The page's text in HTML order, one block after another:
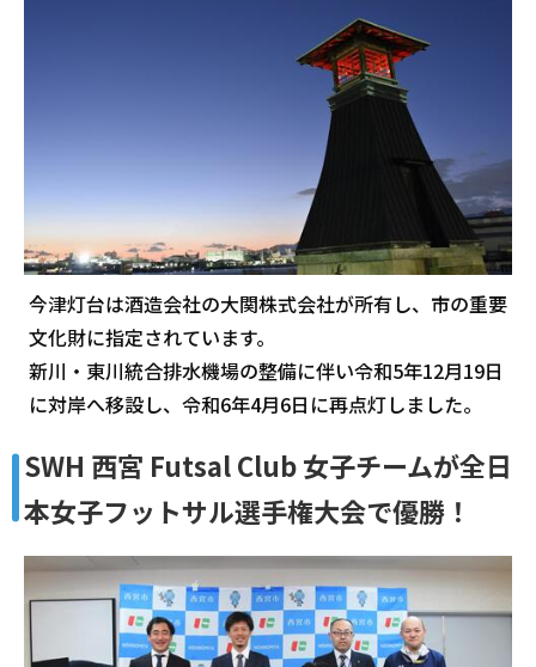
今津灯台は酒造会社の大関株式会社が所有し、市の重要
文化財に指定されています。
新川・東川統合排水機場の整備に伴い令和5年12月19日
に対岸へ移設し、令和6年4月6日に再点灯しました。
SWH 西宮 Futsal Club 女子チームが全日
本女子フットサル選手権大会で優勝！